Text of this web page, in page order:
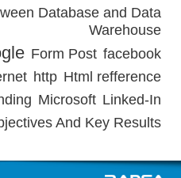
Database and Data
Warehouse
facebook
Form Post
Html refference
http
Linked-In
Microsoft
And Key Results